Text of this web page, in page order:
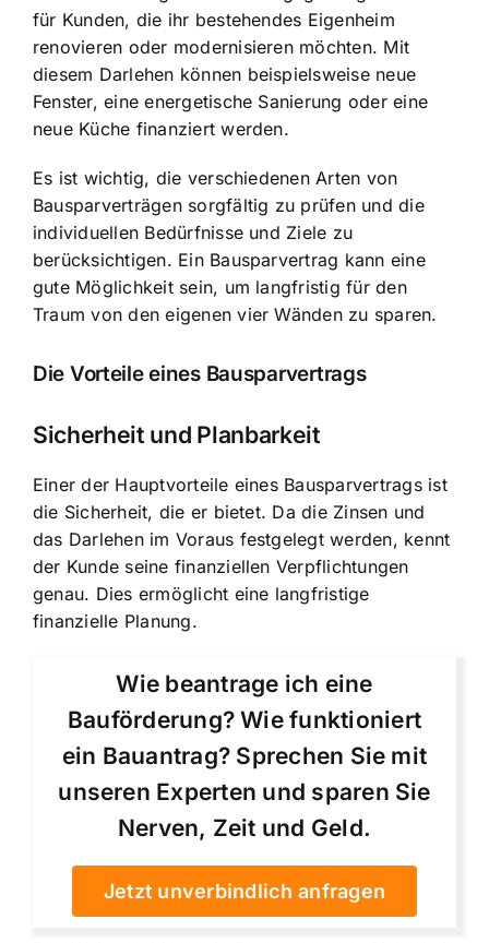
für Kunden, die ihr bestehendes Eigenheim
renovieren oder modernisieren möchten. Mit
diesem Darlehen können beispielsweise neue
Fenster, eine energetische Sanierung oder eine
neue Küche finanziert werden.
Es ist wichtig, die verschiedenen Arten von
Bausparverträgen sorgfältig zu prüfen und die
individuellen Bedürfnisse und Ziele zu
berücksichtigen. Ein Bausparvertrag kann eine
gute Möglichkeit sein, um langfristig für den
Traum von den eigenen vier Wänden zu sparen.
Die Vorteile eines Bausparvertrags
Sicherheit und Planbarkeit
Einer der Hauptvorteile eines Bausparvertrags ist
die Sicherheit, die er bietet. Da die Zinsen und
das Darlehen im Voraus festgelegt werden, kennt
der Kunde seine finanziellen Verpflichtungen
genau. Dies ermöglicht eine langfristige
finanzielle Planung.
Wie beantrage ich eine
Bauförderung? Wie funktioniert
ein Bauantrag? Sprechen Sie mit
unseren Experten und sparen Sie
Nerven, Zeit und Geld.
Jetzt unverbindlich anfragen